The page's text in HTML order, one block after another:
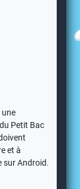
une
Petit Bac
et à
sur Android.